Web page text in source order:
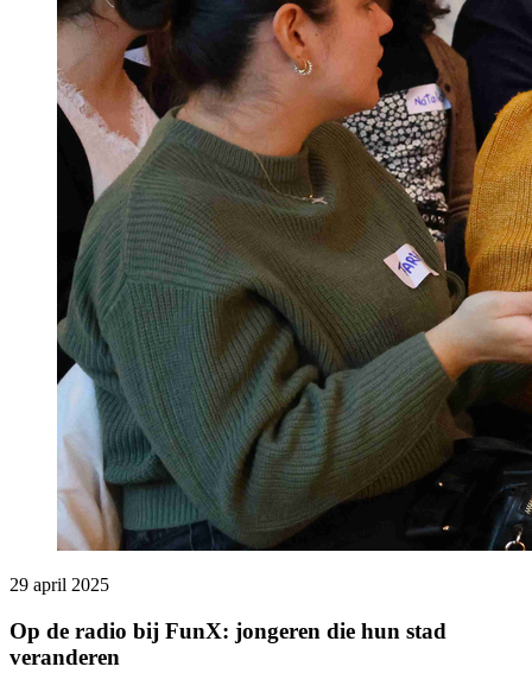
29 april 2025
Op de radio bij FunX: jongeren die hun stad
veranderen